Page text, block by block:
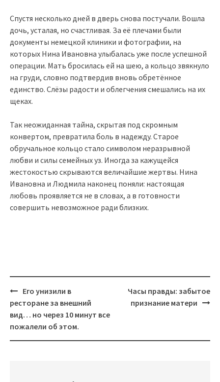
Спустя несколько дней в дверь снова постучали. Вошла
дочь, усталая, но счастливая. За её плечами были
документы немецкой клиники и фотографии, на
которых Нина Ивановна улыбалась уже после успешной
операции. Мать бросилась ей на шею, а кольцо звякнуло
на груди, словно подтвердив вновь обретённое
единство. Слёзы радости и облегчения смешались на их
щеках.
Так неожиданная тайна, скрытая под скромным
конвертом, превратила боль в надежду. Старое
обручальное кольцо стало символом неразрывной
любви и силы семейных уз. Иногда за кажущейся
жестокостью скрываются величайшие жертвы. Нина
Ивановна и Людмила наконец поняли: настоящая
любовь проявляется не в словах, а в готовности
совершить невозможное ради близких.
Post
navigation
Его унизили в
ресторане за внешний
вид… но через 10 минут все
пожалели об этом.
Часы правды: забытое
признание матери